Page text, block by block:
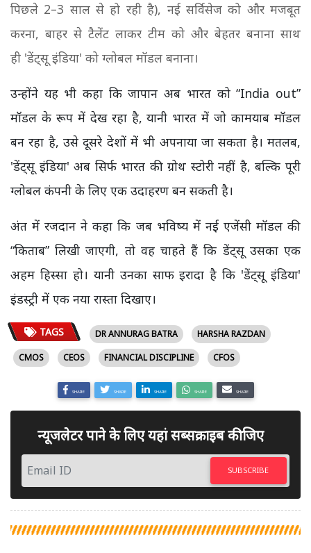
पिछले 2–3 साल से हो रही है), नई सर्विसेज को और मजबूत
करना, बाहर से टैलेंट लाकर टीम को और बेहतर बनाना साथ
ही 'डेंट्सू इंडिया' को ग्लोबल मॉडल बनाना।
उन्होंने यह भी कहा कि जापान अब भारत को “India out”
मॉडल के रूप में देख रहा है, यानी भारत में जो कामयाब मॉडल
बन रहा है, उसे दूसरे देशों में भी अपनाया जा सकता है। मतलब,
'डेंट्सू इंडिया' अब सिर्फ भारत की ग्रोथ स्टोरी नहीं है, बल्कि पूरी
ग्लोबल कंपनी के लिए एक उदाहरण बन सकती है।
अंत में रजदान ने कहा कि जब भविष्य में नई एजेंसी मॉडल की
“किताब” लिखी जाएगी, तो वह चाहते हैं कि डेंट्सू उसका एक
अहम हिस्सा हो। यानी उनका साफ इरादा है कि 'डेंट्सू इंडिया'
इंडस्ट्री में एक नया रास्ता दिखाए।
TAGS DR ANNURAG BATRA
HARSHA RAZDAN
CMOS
CEOS FINANCIAL DISCIPLINE CFOS
SHARE SHARE SHARE SHARE SHARE
न्यूजलेटर पाने के लिए यहां सब्सक्राइब कीजिए
SUBSCRIBE